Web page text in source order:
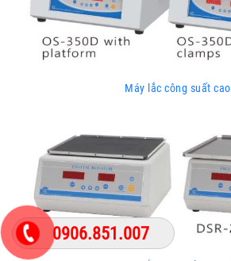
Máy lắc công suất cao
0906.851.007